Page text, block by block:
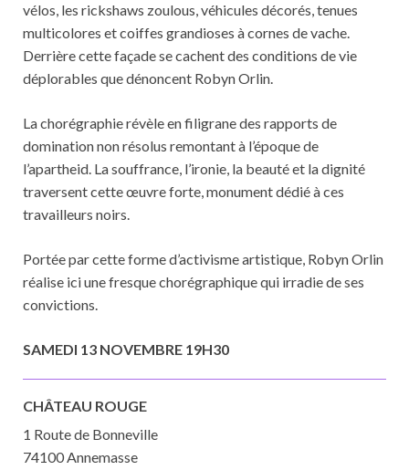
vélos, les rickshaws zoulous, véhicules décorés, tenues
multicolores et coiffes grandioses à cornes de vache.
Derrière cette façade se cachent des conditions de vie
déplorables que dénoncent Robyn Orlin.
La chorégraphie révèle en filigrane des rapports de
domination non résolus remontant à l’époque de
l’apartheid. La souffrance, l’ironie, la beauté et la dignité
traversent cette œuvre forte, monument dédié à ces
travailleurs noirs.
Portée par cette forme d’activisme artistique, Robyn Orlin
réalise ici une fresque chorégraphique qui irradie de ses
convictions.
SAMEDI 13 NOVEMBRE 19H30
CHÂTEAU ROUGE
1 Route de Bonneville
74100 Annemasse